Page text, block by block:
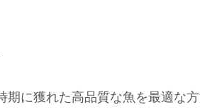
に獲れた高品質な魚を最適な方